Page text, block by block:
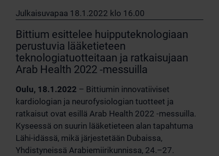
Julkaisuvapaa 18.1.2022 klo 16.00
Bittium esittelee huipputeknologiaan
perustuvia lääketieteen
teknologiatuotteitaan ja ratkaisujaan
Arab Health 2022 -messuilla
Oulu, 18.1.2022 – Bittiumin innovatiiviset
kardiologian ja neurofysiologian tuotteet ja
ratkaisut ovat esillä Arab Health 2022 -messuilla.
Kyseessä on suurin lääketieteen alan tapahtuma
Lähi-idässä, mikä järjestetään Dubaissa,
Yhdistyneissä Arabiemiirikunnissa, 24.–27.